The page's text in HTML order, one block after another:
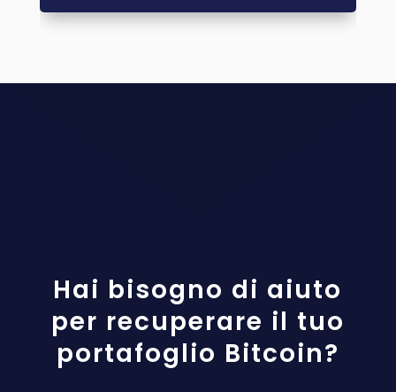
Hai bisogno di aiuto
per recuperare il tuo
portafoglio Bitcoin?